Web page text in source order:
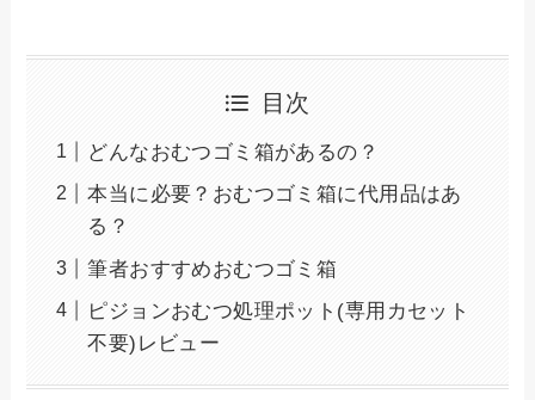
目次
どんなおむつゴミ箱があるの？
本当に必要？おむつゴミ箱に代用品はあ
る？
筆者おすすめおむつゴミ箱
ピジョンおむつ処理ポット(専用カセット
不要)レビュー